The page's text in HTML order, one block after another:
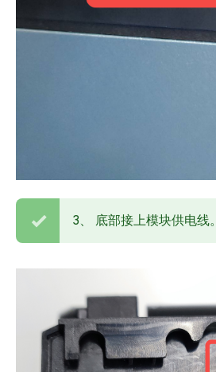
3、 底部接上模块供电线。